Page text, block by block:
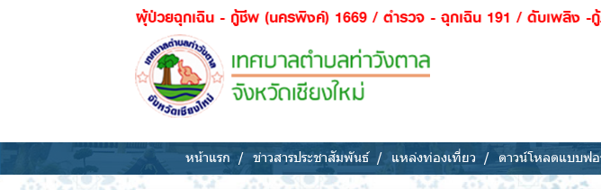
ต่อ 100 / ผุ้ป่วยฉุกเฉิน - กู้ชีพ (นครพิงค์) 1669 / ตำรวจ - ฉุกเฉิน 191 / ดับเพลิง -กู้ภัย 199 ***
หน้าแรก ข่าวสารประชาสัมพันธ์ แหล่งท่องเที่ยว ดาวน์โหลดแบบฟอ